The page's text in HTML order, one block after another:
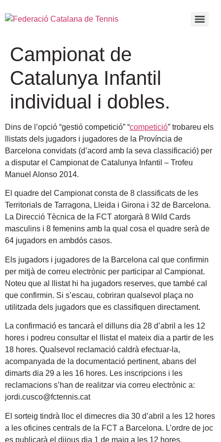
Campionat de
Catalunya Infantil
individual i dobles.
Dins de l’opció “gestió competició” “competició” trobareu els
llistats dels jugadors i jugadores de la Província de
Barcelona convidats (d’acord amb la seva classificació) per
a disputar el Campionat de Catalunya Infantil – Trofeu
Manuel Alonso 2014.
El quadre del Campionat consta de 8 classificats de les
Territorials de Tarragona, Lleida i Girona i 32 de Barcelona.
La Direcció Tècnica de la FCT atorgarà 8 Wild Cards
masculins i 8 femenins amb la qual cosa el quadre serà de
64 jugadors en ambdós casos.
Els jugadors i jugadores de la Barcelona cal que confirmin
per mitjà de correu electrònic per participar al Campionat.
Noteu que al llistat hi ha jugadors reserves, que també cal
que confirmin. Si s’escau, cobriran qualsevol plaça no
utilitzada dels jugadors que es classifiquen directament.
La confirmació es tancarà el dilluns dia 28 d’abril a les 12
hores i podreu consultar el llistat el mateix dia a partir de les
18 hores. Qualsevol reclamació caldrà efectuar-la,
acompanyada de la documentació pertinent, abans del
dimarts dia 29 a les 16 hores. Les inscripcions i les
reclamacions s’han de realitzar via correu electrònic a:
jordi.cusco@fctennis.cat
El sorteig tindrà lloc el dimecres dia 30 d’abril a les 12 hores
a les oficines centrals de la FCT a Barcelona. L’ordre de joc
es publicarà el dijous dia 1 de maig a les 12 hores.